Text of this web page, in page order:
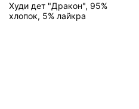
Худи дет "Дракон", 95%
хлопок, 5% лайкра